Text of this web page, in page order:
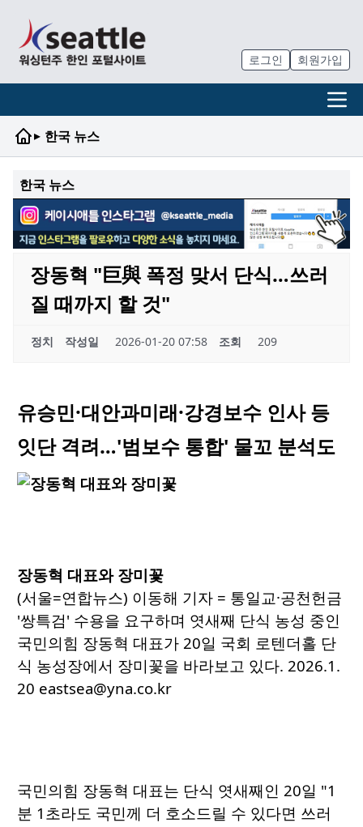
로그인 회원가입
▸ 한국 뉴스
한국 뉴스
장동혁 "巨與 폭정 맞서 단식…쓰러
질 때까지 할 것"
정치 작성일 2026-01-20 07:58 조회 209
유승민·대안과미래·강경보수 인사 등
잇단 격려…'범보수 통합' 물꼬 분석도
장동혁 대표와 장미꽃
(서울=연합뉴스) 이동해 기자 = 통일교·공천헌금
'쌍특검' 수용을 요구하며 엿새째 단식 농성 중인
국민의힘 장동혁 대표가 20일 국회 로텐더홀 단
식 농성장에서 장미꽃을 바라보고 있다. 2026.1.
20 eastsea@yna.co.kr
국민의힘 장동혁 대표는 단식 엿새째인 20일 "1
분 1초라도 국민께 더 호소드릴 수 있다면 쓰러